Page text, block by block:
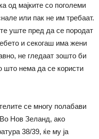
од мајките со поголеми
или пак не им требаат.
уште пред да се породат
и секогаш има жени
не гледаат зошто би
што нема да се користи
се многу полабави
Нов Зеланд, ако
38/39, ќе му ја